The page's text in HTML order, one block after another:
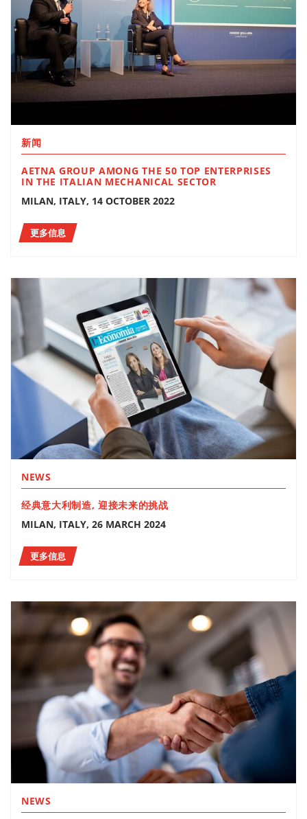
新闻
AETNA GROUP AMONG THE 50 TOP ENTERPRISES
IN THE ITALIAN MECHANICAL SECTOR
MILAN, ITALY, 14 OCTOBER 2022
更多信息
NEWS
经典意大利制造, 迎接未来的挑战
MILAN, ITALY, 26 MARCH 2024
更多信息
NEWS